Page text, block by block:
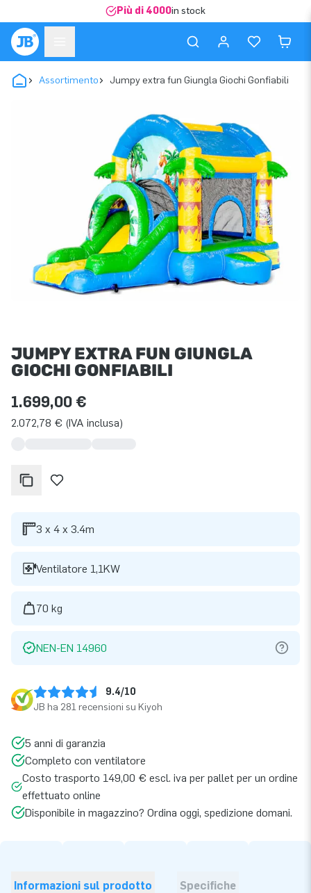
Più di 4000in stock
Assortimento Jumpy extra fun Giungla Giochi Gonfiabili
JUMPY EXTRA FUN GIUNGLA
GIOCHI GONFIABILI
1.699,00 €
2.072,78 € (IVA inclusa)
3 x 4 x 3.4m
Ventilatore 1,1KW
70 kg
NEN-EN 14960
9.4/10
JB ha 281 recensioni su Kiyoh
5 anni di garanzia
Completo con ventilatore
Costo trasporto 149,00 € escl. iva per pallet per un ordine
effettuato online
Disponibile in magazzino? Ordina oggi, spedizione domani.
Informazioni sul prodotto Specifiche